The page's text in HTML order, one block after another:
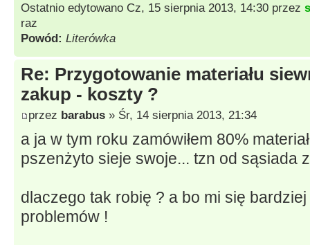
Ostatnio edytowano Cz, 15 sierpnia 2013, 14:30 przez
raz
Powód: Literówka
Re: Przygotowanie materiału
zakup - koszty ?
przez barabus » Śr, 14 sierpnia 2013, 21:34
a ja w tym roku zamówiłem 80%
pszenżyto sieje swoje... tzn od sąsiada
dlaczego tak robię ? a bo mi się bardziej
problemów !